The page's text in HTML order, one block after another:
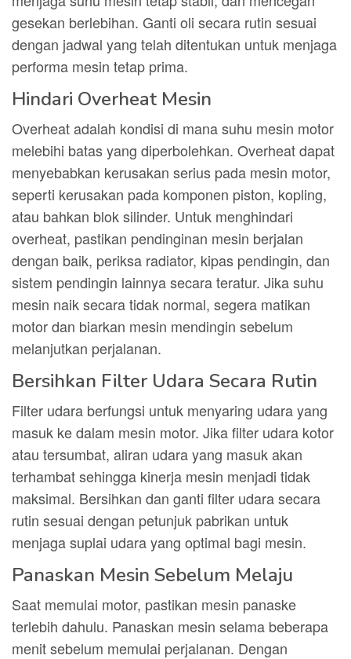
gesekan berlebihan. Ganti oli secara rutin sesuai
dengan jadwal yang telah ditentukan untuk menjaga
performa mesin tetap prima.
Hindari Overheat Mesin
Overheat adalah kondisi di mana suhu mesin motor
melebihi batas yang diperbolehkan. Overheat dapat
menyebabkan kerusakan serius pada mesin motor,
seperti kerusakan pada komponen piston, kopling,
atau bahkan blok silinder. Untuk menghindari
overheat, pastikan pendinginan mesin berjalan
dengan baik, periksa radiator, kipas pendingin, dan
sistem pendingin lainnya secara teratur. Jika suhu
mesin naik secara tidak normal, segera matikan
motor dan biarkan mesin mendingin sebelum
melanjutkan perjalanan.
Bersihkan Filter Udara Secara Rutin
Filter udara berfungsi untuk menyaring udara yang
masuk ke dalam mesin motor. Jika filter udara kotor
atau tersumbat, aliran udara yang masuk akan
terhambat sehingga kinerja mesin menjadi tidak
maksimal. Bersihkan dan ganti filter udara secara
rutin sesuai dengan petunjuk pabrikan untuk
menjaga suplai udara yang optimal bagi mesin.
Panaskan Mesin Sebelum Melaju
Saat memulai motor, pastikan mesin panaske
terlebih dahulu. Panaskan mesin selama beberapa
menit sebelum memulai perjalanan. Dengan